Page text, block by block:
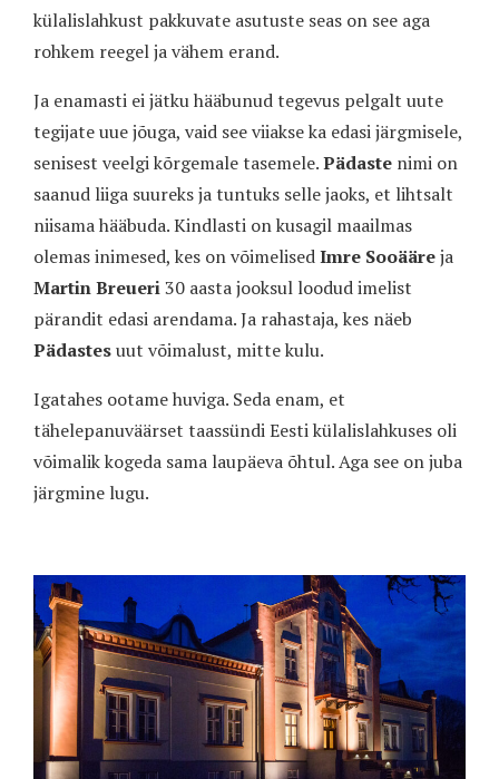
külalislahkust pakkuvate asutuste seas on see aga
rohkem reegel ja vähem erand.
Ja enamasti ei jätku hääbunud tegevus pelgalt uute
tegijate uue jõuga, vaid see viiakse ka edasi järgmisele,
senisest veelgi kõrgemale tasemele.Pädaste nimi on
saanud liiga suureks ja tuntuks selle jaoks, et lihtsalt
niisama hääbuda. Kindlasti on kusagil maailmas
olemas inimesed, kes on võimelisedImre Sooääreja
Martin Breueri30 aasta jooksul loodud imelist
pärandit edasi arendama. Ja rahastaja, kes näeb
Pädastesuut võimalust, mitte kulu.
Igatahes ootame huviga. Seda enam, et
tähelepanuväärset taassündi Eesti külalislahkuses oli
võimalik kogeda sama laupäeva õhtul. Aga see on juba
järgmine lugu.